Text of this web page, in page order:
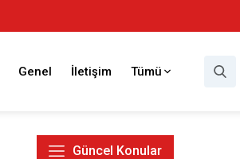
Genel İletişim Tümü
Güncel Konular